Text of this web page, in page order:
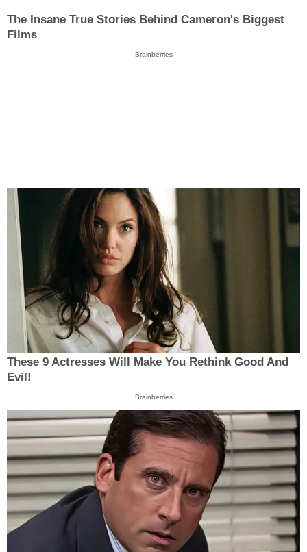
The Insane True Stories Behind Cameron's Biggest
Films
Brainberries
These 9 Actresses Will Make You Rethink Good And
Evil!
Brainberries